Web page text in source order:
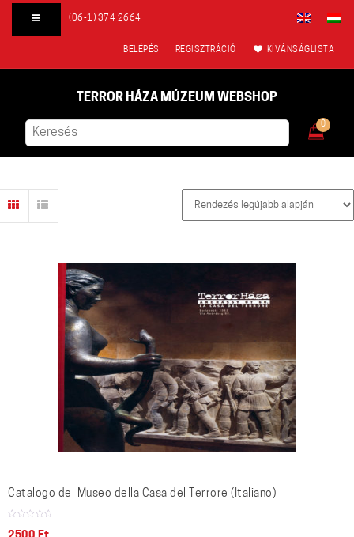
(06-1) 374 2664
BELÉPÉS REGISZTRÁCIÓ KÍVÁNSÁGLISTA
TERROR HÁZA MÚZEUM WEBSHOP
0
Catalogo del Museo della Casa del Terrore (Italiano)